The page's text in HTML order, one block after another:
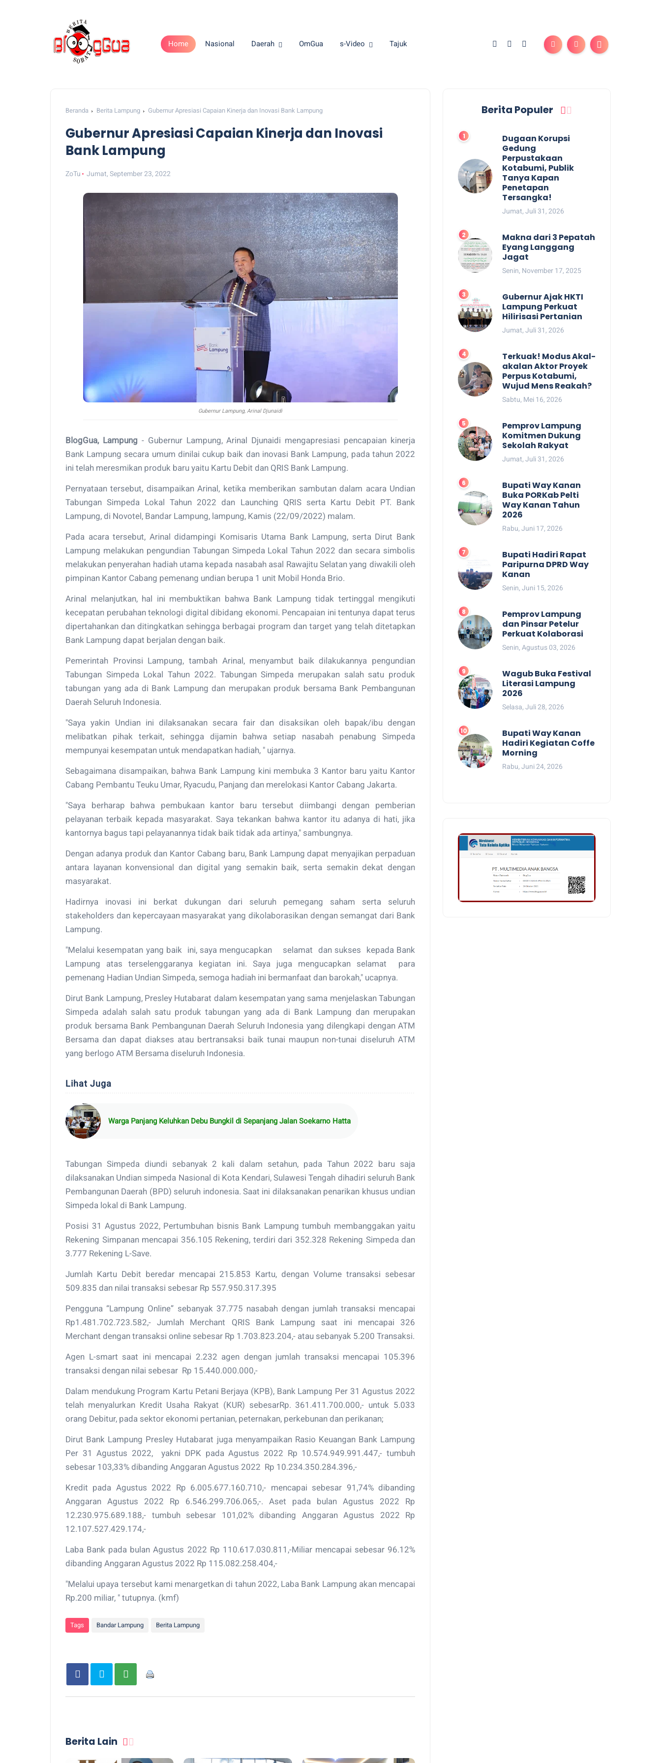
Home Nasional Daerah OmGua s-Video Tajuk
Beranda Berita Lampung Gubernur Apresiasi Capaian Kinerja dan Inovasi Bank Lampung
Gubernur Apresiasi Capaian Kinerja dan Inovasi
Bank Lampung
ZoTu Jumat, September 23, 2022
Gubernur Lampung, Arinal Djunaidi
BlogGua, Lampung - Gubernur Lampung, Arinal Djunaidi mengapresiasi pencapaian kinerja
Bank Lampung secara umum dinilai cukup baik dan inovasi Bank Lampung, pada tahun 2022
ini telah meresmikan produk baru yaitu Kartu Debit dan QRIS Bank Lampung.
Pernyataan tersebut, disampaikan Arinal, ketika memberikan sambutan dalam acara Undian
Tabungan Simpeda Lokal Tahun 2022 dan Launching QRIS serta Kartu Debit PT. Bank
Lampung, di Novotel, Bandar Lampung, lampung, Kamis (22/09/2022) malam.
Pada acara tersebut, Arinal didampingi Komisaris Utama Bank Lampung, serta Dirut Bank
Lampung melakukan pengundian Tabungan Simpeda Lokal Tahun 2022 dan secara simbolis
melakukan penyerahan hadiah utama kepada nasabah asal Rawajitu Selatan yang diwakili oleh
pimpinan Kantor Cabang pemenang undian berupa 1 unit Mobil Honda Brio.
Arinal melanjutkan, hal ini membuktikan bahwa Bank Lampung tidak tertinggal mengikuti
kecepatan perubahan teknologi digital dibidang ekonomi. Pencapaian ini tentunya dapat terus
dipertahankan dan ditingkatkan sehingga berbagai program dan target yang telah ditetapkan
Bank Lampung dapat berjalan dengan baik.
Pemerintah Provinsi Lampung, tambah Arinal, menyambut baik dilakukannya pengundian
Tabungan Simpeda Lokal Tahun 2022. Tabungan Simpeda merupakan salah satu produk
tabungan yang ada di Bank Lampung dan merupakan produk bersama Bank Pembangunan
Daerah Seluruh Indonesia.
"Saya yakin Undian ini dilaksanakan secara fair dan disaksikan oleh bapak/ibu dengan
melibatkan pihak terkait, sehingga dijamin bahwa setiap nasabah penabung Simpeda
mempunyai kesempatan untuk mendapatkan hadiah, " ujarnya.
Sebagaimana disampaikan, bahwa Bank Lampung kini membuka 3 Kantor baru yaitu Kantor
Cabang Pembantu Teuku Umar, Ryacudu, Panjang dan merelokasi Kantor Cabang Jakarta.
"Saya berharap bahwa pembukaan kantor baru tersebut diimbangi dengan pemberian
pelayanan terbaik kepada masyarakat. Saya tekankan bahwa kantor itu adanya di hati, jika
kantornya bagus tapi pelayanannya tidak baik tidak ada artinya," sambungnya.
Dengan adanya produk dan Kantor Cabang baru, Bank Lampung dapat menyajikan perpaduan
antara layanan konvensional dan digital yang semakin baik, serta semakin dekat dengan
masyarakat.
Hadirnya inovasi ini berkat dukungan dari seluruh pemegang saham serta seluruh
stakeholders dan kepercayaan masyarakat yang dikolaborasikan dengan semangat dari Bank
Lampung.
"Melalui kesempatan yang baik ini, saya mengucapkan selamat dan sukses kepada Bank
Lampung atas terselenggaranya kegiatan ini. Saya juga mengucapkan selamat para
pemenang Hadian Undian Simpeda, semoga hadiah ini bermanfaat dan barokah," ucapnya.
Dirut Bank Lampung, Presley Hutabarat dalam kesempatan yang sama menjelaskan Tabungan
Simpeda adalah salah satu produk tabungan yang ada di Bank Lampung dan merupakan
produk bersama Bank Pembangunan Daerah Seluruh Indonesia yang dilengkapi dengan ATM
Bersama dan dapat diakses atau bertransaksi baik tunai maupun non-tunai diseluruh ATM
yang berlogo ATM Bersama diseluruh Indonesia.
Lihat Juga
Warga Panjang Keluhkan Debu Bungkil di Sepanjang Jalan Soekarno Hatta
Tabungan Simpeda diundi sebanyak 2 kali dalam setahun, pada Tahun 2022 baru saja
dilaksanakan Undian simpeda Nasional di Kota Kendari, Sulawesi Tengah dihadiri seluruh Bank
Pembangunan Daerah (BPD) seluruh indonesia. Saat ini dilaksanakan penarikan khusus undian
Simpeda lokal di Bank Lampung.
Posisi 31 Agustus 2022, Pertumbuhan bisnis Bank Lampung tumbuh membanggakan yaitu
Rekening Simpanan mencapai 356.105 Rekening, terdiri dari 352.328 Rekening Simpeda dan
3.777 Rekening L-Save.
Jumlah Kartu Debit beredar mencapai 215.853 Kartu, dengan Volume transaksi sebesar
509.835 dan nilai transaksi sebesar Rp 557.950.317.395
Pengguna “Lampung Online” sebanyak 37.775 nasabah dengan jumlah transaksi mencapai
Rp1.481.702.723.582,- Jumlah Merchant QRIS Bank Lampung saat ini mencapai 326
Merchant dengan transaksi online sebesar Rp 1.703.823.204,- atau sebanyak 5.200 Transaksi.
Agen L-smart saat ini mencapai 2.232 agen dengan jumlah transaksi mencapai 105.396
transaksi dengan nilai sebesar Rp 15.440.000.000,-
Dalam mendukung Program Kartu Petani Berjaya (KPB), Bank Lampung Per 31 Agustus 2022
telah menyalurkan Kredit Usaha Rakyat (KUR) sebesarRp. 361.411.700.000,- untuk 5.033
orang Debitur, pada sektor ekonomi pertanian, peternakan, perkebunan dan perikanan;
Dirut Bank Lampung Presley Hutabarat juga menyampaikan Rasio Keuangan Bank Lampung
Per 31 Agustus 2022, yakni DPK pada Agustus 2022 Rp 10.574.949.991.447,- tumbuh
sebesar 103,33% dibanding Anggaran Agustus 2022 Rp 10.234.350.284.396,-
Kredit pada Agustus 2022 Rp 6.005.677.160.710,- mencapai sebesar 91,74% dibanding
Anggaran Agustus 2022 Rp 6.546.299.706.065,-. Aset pada bulan Agustus 2022 Rp
12.230.975.689.188,- tumbuh sebesar 101,02% dibanding Anggaran Agustus 2022 Rp
12.107.527.429.174,-
Laba Bank pada bulan Agustus 2022 Rp 110.617.030.811,-Miliar mencapai sebesar 96.12%
dibanding Anggaran Agustus 2022 Rp 115.082.258.404,-
"Melalui upaya tersebut kami menargetkan di tahun 2022, Laba Bank Lampung akan mencapai
Rp.200 miliar, " tutupnya. (kmf)
Tags Bandar Lampung Berita Lampung
Berita Lain
Berita Populer
Dugaan Korupsi
Gedung
Perpustakaan
Kotabumi, Publik
Tanya Kapan
Penetapan
Tersangka!
Jumat, Juli 31, 2026
Makna dari 3 Pepatah
Eyang Langgang
Jagat
Senin, November 17, 2025
Gubernur Ajak HKTI
Lampung Perkuat
Hilirisasi Pertanian
Jumat, Juli 31, 2026
Terkuak! Modus Akal-
akalan Aktor Proyek
Perpus Kotabumi,
Wujud Mens Reakah?
Sabtu, Mei 16, 2026
Pemprov Lampung
Komitmen Dukung
Sekolah Rakyat
Jumat, Juli 31, 2026
Bupati Way Kanan
Buka PORKab Pelti
Way Kanan Tahun
2026
Rabu, Juni 17, 2026
Bupati Hadiri Rapat
Paripurna DPRD Way
Kanan
Senin, Juni 15, 2026
Pemprov Lampung
dan Pinsar Petelur
Perkuat Kolaborasi
Senin, Agustus 03, 2026
Wagub Buka Festival
Literasi Lampung
2026
Selasa, Juli 28, 2026
Bupati Way Kanan
Hadiri Kegiatan Coffe
Morning
Rabu, Juni 24, 2026